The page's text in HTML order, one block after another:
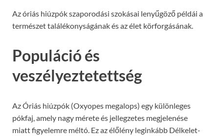
Az óriás hiúzpók szaporodási szokásai lenyűgöző példái a
természet találékonyságának és az élet körforgásának.
Populáció és
veszélyeztetettség
Az Óriás hiúzpók (Oxyopes megalops) egy különleges
pókfaj, amely nagy mérete és jellegzetes megjelenése
miatt figyelemre méltó. Ez az élőlény leginkább Délkelet-